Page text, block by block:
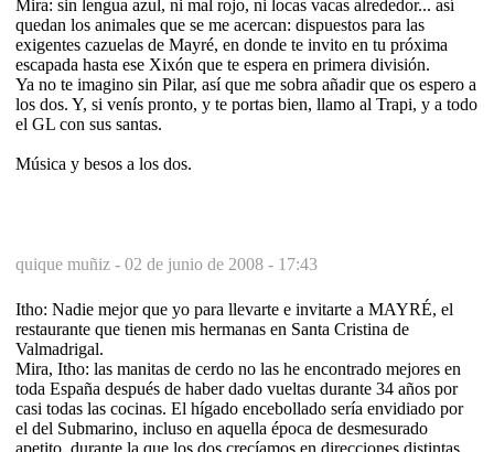
Mira: sin lengua azul, ni mal rojo, ni locas vacas alrededor... así
quedan los animales que se me acercan: dispuestos para las
exigentes cazuelas de Mayré, en donde te invito en tu próxima
escapada hasta ese Xixón que te espera en primera división.
Ya no te imagino sin Pilar, así que me sobra añadir que os espero a
los dos. Y, si venís pronto, y te portas bien, llamo al Trapi, y a todo
el GL con sus santas.
Música y besos a los dos.
quique muñiz - 02 de junio de 2008 - 17:43
Itho: Nadie mejor que yo para llevarte e invitarte a MAYRÉ, el
restaurante que tienen mis hermanas en Santa Cristina de
Valmadrigal.
Mira, Itho: las manitas de cerdo no las he encontrado mejores en
toda España después de haber dado vueltas durante 34 años por
casi todas las cocinas. El hígado encebollado sería envidiado por
el del Submarino, incluso en aquella época de desmesurado
apetito, durante la que los dos crecíamos en direcciones distintas